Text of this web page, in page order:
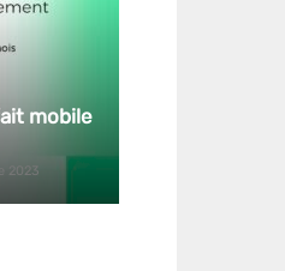
mobile
2023